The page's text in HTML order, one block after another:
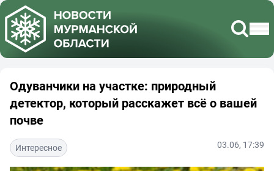
Одуванчики на участке: природный
детектор, который расскажет всё о вашей
почве
Интересное 03.06, 17:39